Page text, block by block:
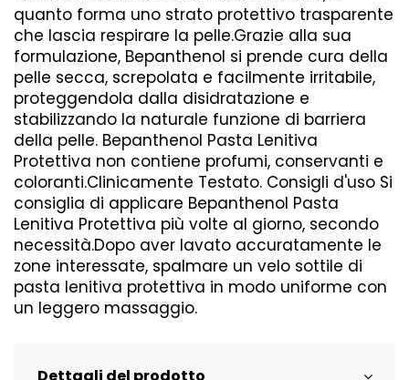
quanto forma uno strato protettivo trasparente
che lascia respirare la pelle.Grazie alla sua
formulazione, Bepanthenol si prende cura della
pelle secca, screpolata e facilmente irritabile,
proteggendola dalla disidratazione e
stabilizzando la naturale funzione di barriera
della pelle. Bepanthenol Pasta Lenitiva
Protettiva non contiene profumi, conservanti e
coloranti.Clinicamente Testato. Consigli d'uso Si
consiglia di applicare Bepanthenol Pasta
Lenitiva Protettiva più volte al giorno, secondo
necessità.Dopo aver lavato accuratamente le
zone interessate, spalmare un velo sottile di
pasta lenitiva protettiva in modo uniforme con
un leggero massaggio.